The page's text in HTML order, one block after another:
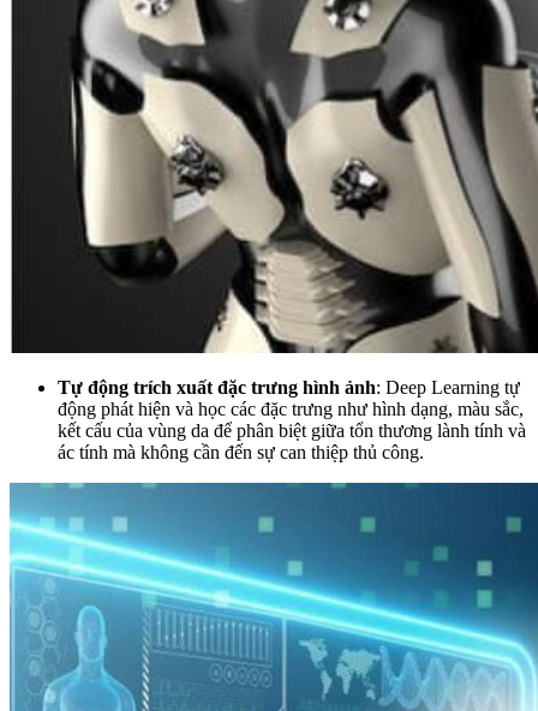
Tự động trích xuất đặc trưng hình ảnh: Deep Learning tự
động phát hiện và học các đặc trưng như hình dạng, màu sắc,
kết cấu của vùng da để phân biệt giữa tổn thương lành tính và
ác tính mà không cần đến sự can thiệp thủ công.